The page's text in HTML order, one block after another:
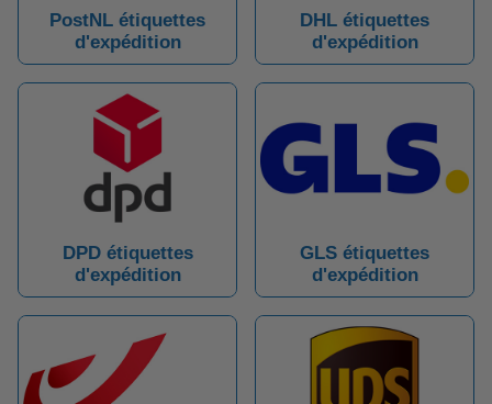
PostNL étiquettes
d'expédition
DHL étiquettes
d'expédition
DPD étiquettes
d'expédition
GLS étiquettes
d'expédition